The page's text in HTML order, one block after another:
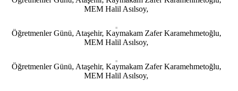
MEM Halil Asılsoy,
Öğretmenler Günü, Ataşehir, Kaymakam Zafer Karamehmetoğlu,
MEM Halil Asılsoy,
Öğretmenler Günü, Ataşehir, Kaymakam Zafer Karamehmetoğlu,
MEM Halil Asılsoy,